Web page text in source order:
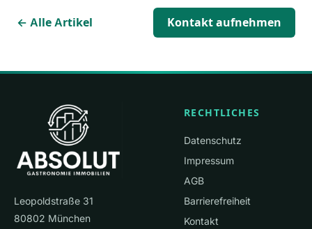
← Alle Artikel Kontakt aufnehmen
Leopoldstraße 31
80802 München
RECHTLICHES
Datenschutz
Impressum
AGB
Barrierefreiheit
Kontakt